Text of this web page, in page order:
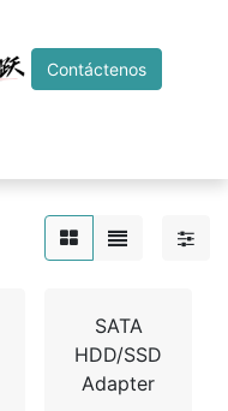
Contáctenos
SATA
HDD/SSD
Adapter